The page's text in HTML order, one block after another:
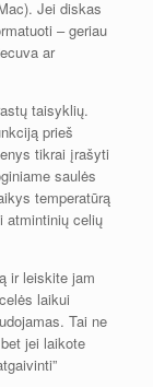
Jei diskas
– geriau
ar
taisyklių.
prieš
tikrai įrašyti
saulės
temperatūrą
atmintinių celių
ir leiskite jam
laikui
Tai ne
jei laikote